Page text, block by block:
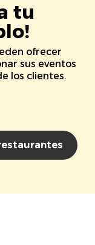
tu
ofrecer
sus eventos
los clientes.